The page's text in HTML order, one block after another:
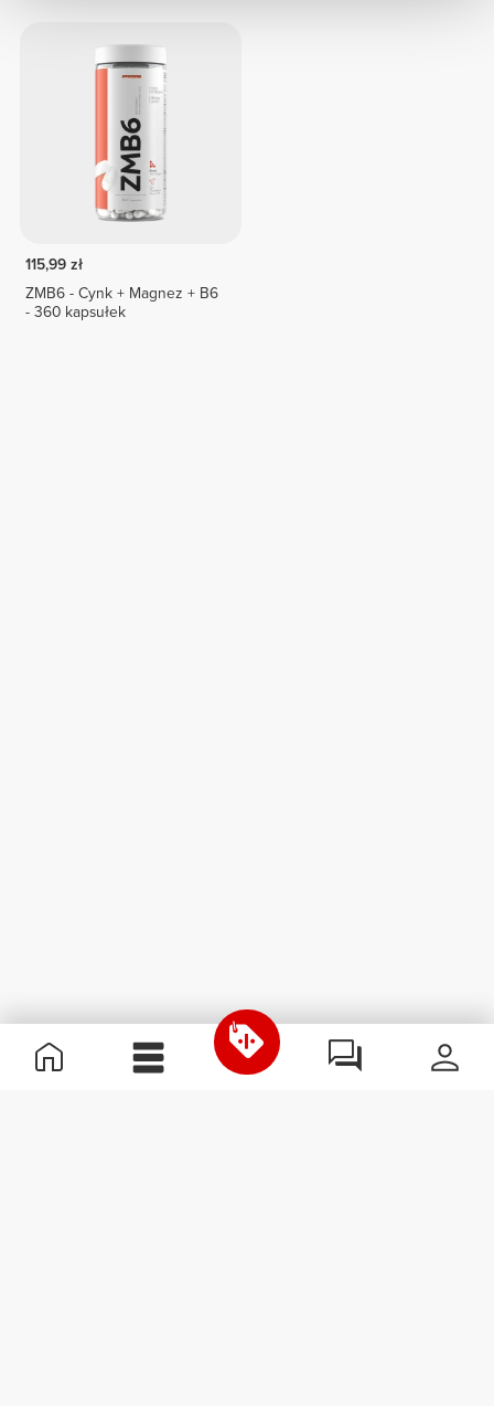
115,99 zł
ZMB6 - Cynk + Magnez + B6
- 360 kapsułek